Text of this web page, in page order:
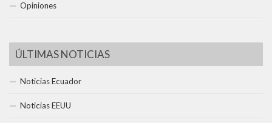
Opiniones
ÚLTIMAS NOTICIAS
Noticias Ecuador
Noticias EEUU